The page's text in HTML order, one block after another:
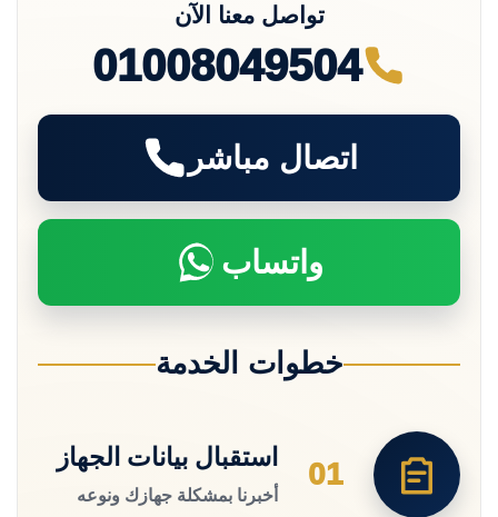
تواصل معنا الآن
01008049504
اتصال مباشر
واتساب
خطوات الخدمة
01
استقبال بيانات الجهاز
أخبرنا بمشكلة جهازك ونوعه